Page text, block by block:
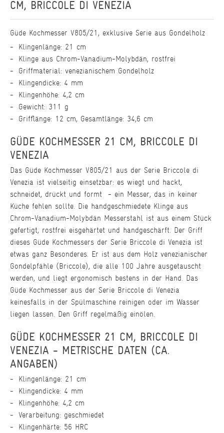
CM, BRICCOLE DI VENEZIA
Güde Kochmesser V805/21, exklusive Serie aus Gondelholz
Klingenlänge: 21 cm
Klinge aus Chrom-Vanadium-Molybdän, rostfrei
Griffmaterial: venezianischem Gondelholz
Klingendicke: 4 mm
Klingenhöhe: 4,2 cm
Gewicht: 311 g
Grifflänge: 12 cm, Gesamtlänge: 34,6 cm
GÜDE KOCHMESSER 21 CM, BRICCOLE DI
VENEZIA
Das Güde Kochmesser V805/21 aus der Serie Briccole di
Venezia ist vielseitig einsetzbar: es wiegt und hackt,
schneidet, drückt und formt - ein Messer, das in keiner
Küche fehlen sollte. Die handgeschmiedete Klinge aus
Chrom-Vanadium-Molybdän Messerstahl ist aus einem Stück
gefertigt, rostfrei eisgehärtet und handgeschärft. Der Griff
dieses Güde Kochmessers der Serie Briccole di Venezia ist
etwas ganz Besonderes. Er ist aus dem Holz venezianischer
Gondelpfähle (Briccole), die alle 100 Jahre ausgetauscht
werden, und liegt ergonomisch bestens in der Hand. Das
Güde Kochmesser aus der Serie Briccole di Venezia
keinesfalls in der Spülmaschine reinigen oder im Wasser
liegen lassen. Den Griff regelmäßig einölen.
GÜDE KOCHMESSER 21 CM, BRICCOLE DI
VENEZIA - METRISCHE DATEN (CA.
ANGABEN)
Klingenlänge: 21 cm
Klingendicke: 4 mm
Klingenhöhe: 4,2 cm
Verarbeitung: geschmiedet
Klingenhärte: 56 HRC